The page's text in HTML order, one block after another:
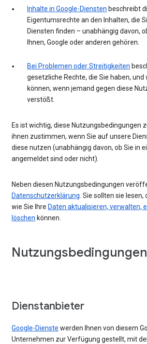
Inhalte in Google-Diensten beschreibt
Eigentumsrechte an den Inhalten, die
Diensten finden – unabhängig davon,
Ihnen, Google oder anderen gehören.
Bei Problemen oder Streitigkeiten
gesetzliche Rechte, die Sie haben, und
können, wenn jemand gegen diese
verstößt.
Es ist wichtig, diese Nutzungsbedingungen
ihnen zustimmen, wenn Sie auf unsere
diese nutzen (unabhängig davon, ob Sie in
angemeldet sind oder nicht).
Neben diesen Nutzungsbedingungen
Datenschutzerklärung . Sie sollten sie
wie Sie Ihre Daten aktualisieren, verwalten,
löschen können.
Nutzungsbedingungen
Dienstanbieter
Google-Dienste werden Ihnen von diesem
Unternehmen zur Verfügung gestellt, mit